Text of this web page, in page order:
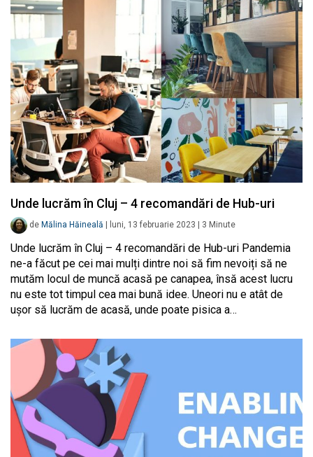
Unde lucrăm în Cluj – 4 recomandări de Hub-uri
de Mălina Hăineală luni, 13 februarie 2023 3 Minute
Unde lucrăm în Cluj – 4 recomandări de Hub-uri Pandemia
ne-a făcut pe cei mai mulți dintre noi să fim nevoiți să ne
mutăm locul de muncă acasă pe canapea, însă acest lucru
nu este tot timpul cea mai bună idee. Uneori nu e atât de
ușor să lucrăm de acasă, unde poate pisica a…